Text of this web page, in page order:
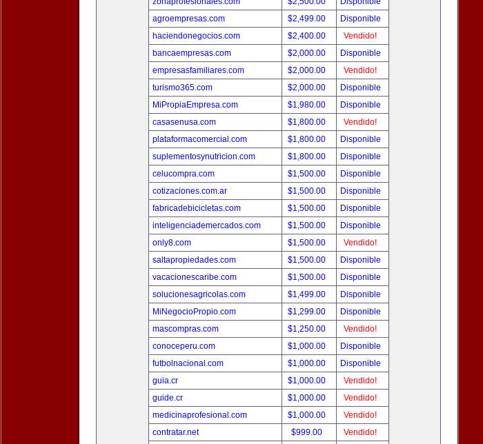
agroempresas.com
$2,499.00
Disponible
haciendonegocios.com
$2,400.00
Vendido!
bancaempresas.com
$2,000.00
Disponible
empresasfamiliares.com
$2,000.00
Vendido!
turismo365.com
$2,000.00
Disponible
MiPropiaEmpresa.com
$1,980.00
Disponible
casasenusa.com
$1,800.00
Vendido!
plataformacomercial.com
$1,800.00
Disponible
suplementosynutricion.com
$1,800.00
Disponible
celucompra.com
$1,500.00
Disponible
cotizaciones.com.ar
$1,500.00
Disponible
fabricadebicicletas.com
$1,500.00
Disponible
inteligenciademercados.com
$1,500.00
Disponible
only8.com
$1,500.00
Vendido!
saltapropiedades.com
$1,500.00
Disponible
vacacionescaribe.com
$1,500.00
Disponible
solucionesagricolas.com
$1,499.00
Disponible
MiNegocioPropio.com
$1,299.00
Disponible
mascompras.com
$1,250.00
Vendido!
conoceperu.com
$1,000.00
Disponible
futbolnacional.com
$1,000.00
Disponible
guia.cr
$1,000.00
Vendido!
guide.cr
$1,000.00
Vendido!
medicinaprofesional.com
$1,000.00
Vendido!
contratar.net
$999.00
Vendido!